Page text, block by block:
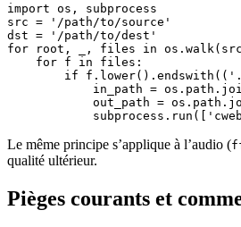
import os, subprocess
src = '/path/to/source'
dst = '/path/to/dest'
for root, _, files in
    for f in files:
if
in_path =
out_path =
Le même principe s’applique à l’audio (
qualité ultérieur.
Pièges courants et